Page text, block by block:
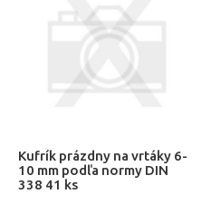
Kufrík prázdny na vrtáky 6-
10 mm podľa normy DIN
338 41 ks